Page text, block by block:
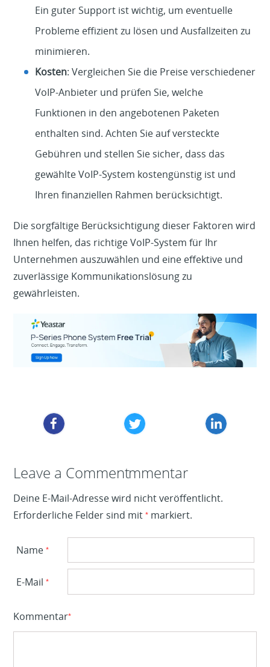
Ein guter Support ist wichtig, um eventuelle
Probleme effizient zu lösen und Ausfallzeiten zu
minimieren.
Kosten: Vergleichen Sie die Preise verschiedener
VoIP-Anbieter und prüfen Sie, welche
Funktionen in den angebotenen Paketen
enthalten sind. Achten Sie auf versteckte
Gebühren und stellen Sie sicher, dass das
gewählte VoIP-System kostengünstig ist und
Ihren finanziellen Rahmen berücksichtigt.
Die sorgfältige Berücksichtigung dieser Faktoren wird
Ihnen helfen, das richtige VoIP-System für Ihr
Unternehmen auszuwählen und eine effektive und
zuverlässige Kommunikationslösung zu
gewährleisten.
Schreibe einen Kommentar
Leave a Comment
Deine E-Mail-Adresse wird nicht veröffentlicht.
Erforderliche Felder sind mit* markiert.
Name*
E-Mail*
Kommentar*